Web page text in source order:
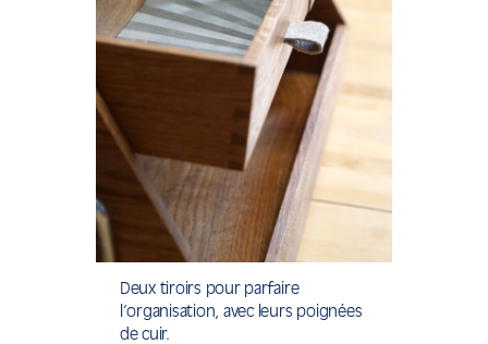
Deux tiroirs pour parfaire
l’organisation, avec leurs poignées
de cuir.